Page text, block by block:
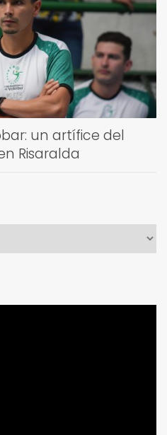
un artífice del
Risaralda